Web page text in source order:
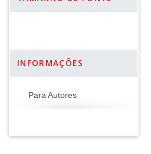
INFORMAÇÕES
Para Autores